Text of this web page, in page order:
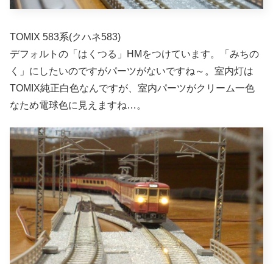
TOMIX 583系(クハネ583)
デフォルトの「はくつる」HMをつけています。「みちの
く」にしたいのですがパーツがないですね～。室内灯は
TOMIX純正白色なんですが、室内パーツがクリーム一色
なため電球色に見えますね…。